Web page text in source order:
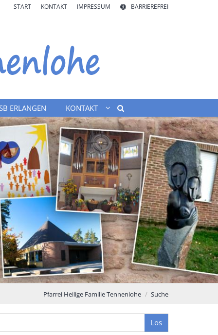
START KONTAKT IMPRESSUM BARRIEREFREI
ERLANGEN KONTAKT
Pfarrei Heilige Familie Tennenlohe Suche
Los